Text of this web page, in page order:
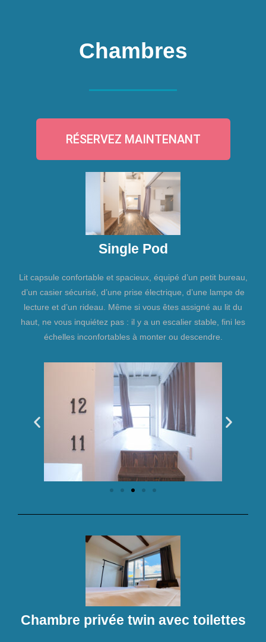
Chambres
RÉSERVEZ MAINTENANT
Single Pod
Lit capsule confortable et spacieux, équipé d’un petit bureau,
d’un casier sécurisé, d’une prise électrique, d’une lampe de
lecture et d’un rideau. Même si vous êtes assigné au lit du
haut, ne vous inquiétez pas : il y a un escalier stable, fini les
échelles inconfortables à monter ou descendre.
Chambre privée twin avec toilettes